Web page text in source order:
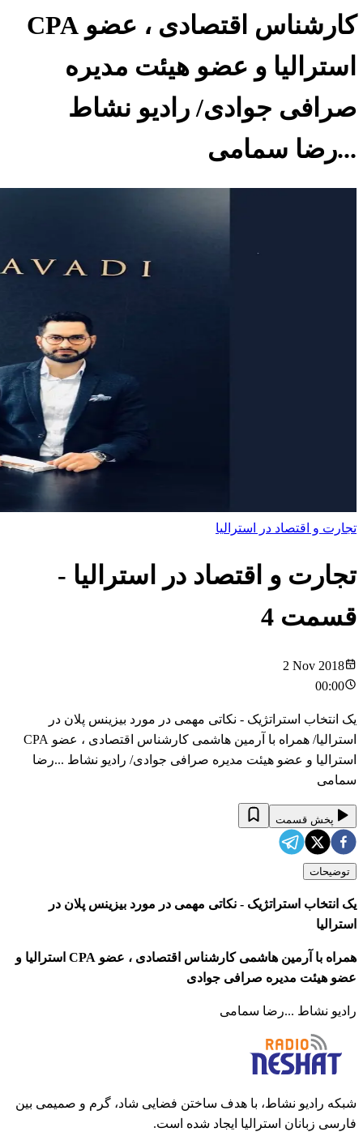
کارشناس اقتصادی ، عضو CPA
استرالیا و عضو هیئت مدیره
صرافی جوادی/ رادیو نشاط
...رضا سمامی
تجارت و اقتصاد در استرالیا
تجارت و اقتصاد در استرالیا -
قسمت 4
2 Nov 2018
00:00
یک انتخاب استراتژیک - نکاتی مهمی در مورد بیزینس پلان در
استرالیا/ همراه با آرمین هاشمی کارشناس اقتصادی ، عضو CPA
استرالیا و عضو هیئت مدیره صرافی جوادی/ رادیو نشاط ...رضا
سمامی
پخش قسمت
توضیحات
یک انتخاب استراتژیک - نکاتی مهمی در مورد بیزینس پلان در
استرالیا
همراه با آرمین هاشمی کارشناس اقتصادی ، عضو CPA استرالیا و
عضو هیئت مدیره صرافی جوادی
رادیو نشاط ...رضا سمامی
شبکه رادیو نشاط، با هدف ساختن فضایی شاد، گرم و صمیمی بین
فارسی زبانان استرالیا ایجاد شده است.